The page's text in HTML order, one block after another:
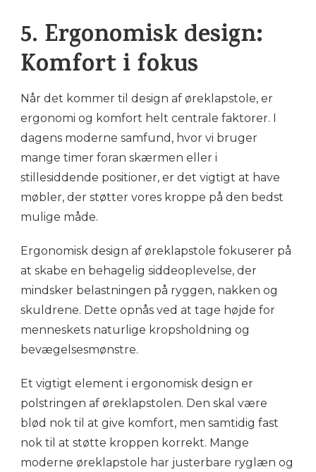
5. Ergonomisk design:
Komfort i fokus
Når det kommer til design af øreklapstole, er
ergonomi og komfort helt centrale faktorer. I
dagens moderne samfund, hvor vi bruger
mange timer foran skærmen eller i
stillesiddende positioner, er det vigtigt at have
møbler, der støtter vores kroppe på den bedst
mulige måde.
Ergonomisk design af øreklapstole fokuserer på
at skabe en behagelig siddeoplevelse, der
mindsker belastningen på ryggen, nakken og
skuldrene. Dette opnås ved at tage højde for
menneskets naturlige kropsholdning og
bevægelsesmønstre.
Et vigtigt element i ergonomisk design er
polstringen af øreklapstolen. Den skal være
blød nok til at give komfort, men samtidig fast
nok til at støtte kroppen korrekt. Mange
moderne øreklapstole har justerbare ryglæn og